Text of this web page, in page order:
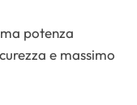
potenza
e massimo